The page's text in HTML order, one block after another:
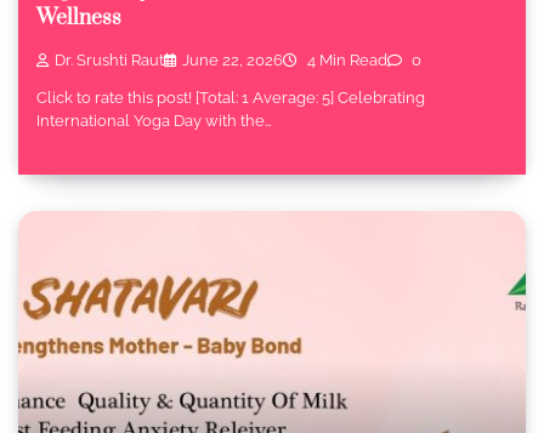
Wellness
Dr. Srushti Raut June 22, 2026 4 Min Read 0
Click to rate this post! [Total: 1 Average: 5] Celebrating
International Yoga Day with the…